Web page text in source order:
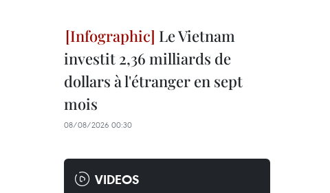
Le Vietnam
investit 2,36 milliards de
dollars à l'étranger en sept
mois
08/08/2026 00:30
VIDEOS